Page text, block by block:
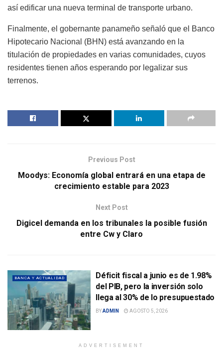
así edificar una nueva terminal de transporte urbano.
Finalmente, el gobernante panameño señaló que el Banco
Hipotecario Nacional (BHN) está avanzando en la
titulación de propiedades en varias comunidades, cuyos
residentes tienen años esperando por legalizar sus
terrenos.
Previous Post
Moodys: Economía global entrará en una etapa de
crecimiento estable para 2023
Next Post
Digicel demanda en los tribunales la posible fusión
entre Cw y Claro
BANCA Y ACTUALIDAD
Déficit fiscal a junio es de 1.98%
del PIB, pero la inversión solo
llega al 30% de lo presupuestado
BYADMIN AGOSTO 5, 2026
ADVERTISEMENT